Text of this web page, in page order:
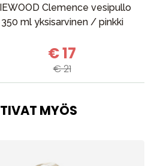
Clemence vesipullo
350 ml yksisarvinen / pinkki
€ 17
€ 21
MYÖS